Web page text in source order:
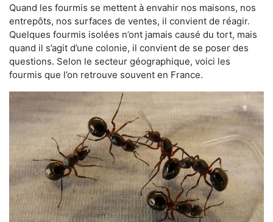
Quand les fourmis se mettent à envahir nos maisons, nos
entrepôts, nos surfaces de ventes, il convient de réagir.
Quelques fourmis isolées n’ont jamais causé du tort, mais
quand il s’agit d’une colonie, il convient de se poser des
questions. Selon le secteur géographique, voici les
fourmis que l’on retrouve souvent en France.